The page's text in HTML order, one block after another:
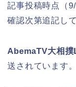
記事投稿時点（
確認次第追記し
AbemaTV大相撲
送されています。